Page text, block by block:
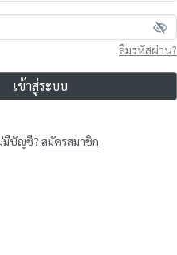
ลืมรหัสผ่าน?
เข้าสู่ระบบ
มีบัญชี? สมัครสมาชิก